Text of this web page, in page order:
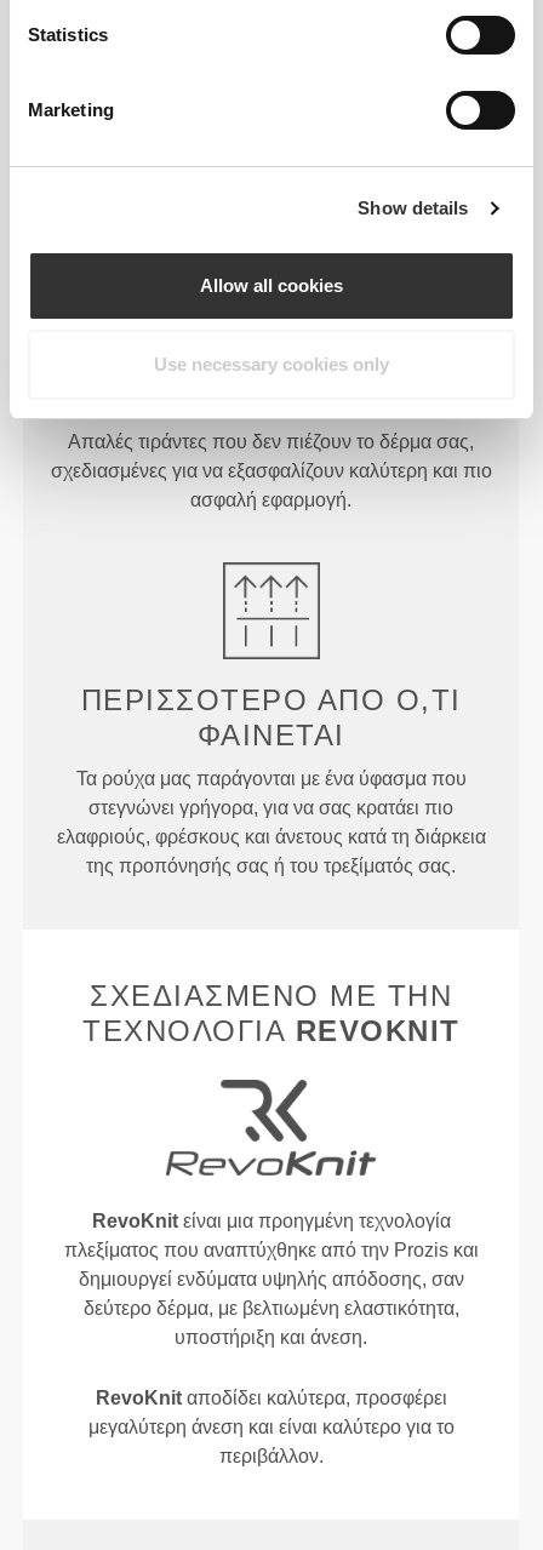
Statistics
Marketing
Show details
Allow all cookies
Use necessary cookies only
εργαστήριο, σχεδιασμένη για να προσαρμόζεται σε
κατεύθυνσης.
ΚΛΕΙΔΩΜΕΝΟ ΣΤΗ ΘΕΣΗ
Απαλές τιράντες που δεν πιέζουν το δέρμα σας,
σχεδιασμένες για να εξασφαλίζουν καλύτερη και πιο
ασφαλή εφαρμογή.
ΠΕΡΙΣΣΌΤΕΡΟ ΑΠΌ Ό,ΤΙ
ΦΑΊΝΕΤΑΙ
Τα ρούχα μας παράγονται με ένα ύφασμα που
στεγνώνει γρήγορα, για να σας κρατάει πιο
ελαφριούς, φρέσκους και άνετους κατά τη διάρκεια
της προπόνησής σας ή του τρεξίματός σας.
ΣΧΕΔΙΑΣΜΈΝΟ ΜΕ ΤΗΝ
ΤΕΧΝΟΛΟΓΊΑ REVOKNIT
RevoKnitείναι μια προηγμένη τεχνολογία
πλεξίματος που αναπτύχθηκε από την Prozis και
δημιουργεί ενδύματα υψηλής απόδοσης, σαν
δεύτερο δέρμα, με βελτιωμένη ελαστικότητα,
υποστήριξη και άνεση.
RevoKnitαποδίδει καλύτερα, προσφέρει
μεγαλύτερη άνεση και είναι καλύτερο για το
περιβάλλον.